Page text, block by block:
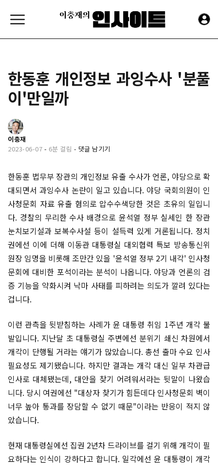
한동훈 개인정보 과잉수사 '분풀
이'만일까
이충재
2023-06-07 - 6분 걸림 - 댓글 남기기
한동훈 법무부 장관의 개인정보 유출 수사가 언론, 야당으로 확
대되면서 과잉수사 논란이 일고 있습니다. 야당 국회의원이 인
사청문회 자료 유출 혐의로 압수수색당한 것은 초유의 일입니
다. 경찰의 무리한 수사 배경으로 윤석열 정부 실세인 한 장관
눈치보기설과 보복수사설 등이 설득력 있게 거론됩니다. 정치
권에선 이에 더해 이동관 대통령실 대외협력 특보 방송통신위
원장 임명을 비롯해 조만간 있을 '윤석열 정부 2기 내각' 인사청
문회에 대비한 포석이라는 분석이 나옵니다. 야당과 언론의 검
증 기능을 약화시켜 낙마 사태를 피하려는 의도가 깔려 있다는
겁니다.
이런 관측을 뒷받침하는 사례가 윤 대통령 취임 1주년 개각 불
발입니다. 지난달 초 대통령실 주변에선 분위기 쇄신 차원에서
개각이 단행될 거라는 얘기가 많았습니다. 총선 출마 수요 인사
필요성도 제기됐습니다. 하지만 결과는 개각 대신 일부 차관급
인사로 대체됐는데, 대안을 찾기 어려워서라는 뒷말이 나왔습
니다. 당시 여권에선 "대상자 찾기가 힘든데다 인사청문회 벽이
너무 높아 통과를 장담할 수 없기 때문"이라는 반응이 적지 않
았습니다.
현재 대통령실에선 집권 2년차 드라이브를 걸기 위해 개각이 필
요하다는 인식이 강하다고 합니다. 일각에선 윤 대통령이 개각